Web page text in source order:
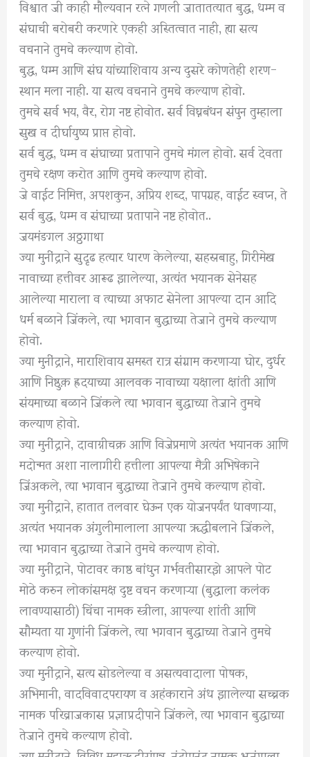
संघाची बरोबरी करणारे एकही अस्तित्वात नाही, ह्या सत्य
वचनाने तुमचे कल्याण होवो.
बुद्ध, धम्म आणि संघ यांच्याशिवाय अन्य दुसरे कोणतेही शरण-
स्थान मला नाही. या सत्य वचनाने तुमचे कल्याण होवो.
तुमचे सर्व भय, वैर, रोग नष्ट होवोत. सर्व विघ्नबंधन संपुन तुम्हाला
सुख व दीर्घायुष्य प्राप्त होवो.
सर्व बुद्ध, धम्म व संघाच्या प्रतापाने तुमचे मंगल होवो. सर्व देवता
तुमचे रक्षण करोत आणि तुमचे कल्याण होवो.
जे वाईट निमित्त, अपशकुन, अप्रिय शब्द, पापग्रह, वाईट स्वप्न, ते
सर्व बुद्ध, धम्म व संघाच्या प्रतापाने नष्ट होवोत..
जयमंङगल अठ्ठगाथा
ज्या मुनींद्राने सुदृढ हत्यार धारण केलेल्या, सहस्रबाहु, गिरीमेख
नावाच्या हत्तीवर आरूढ झालेल्या, अत्यंत भयानक सेनेसह
आलेल्या माराला व त्याच्या अफाट सेनेला आपल्या दान आदि
धर्म बळाने जिंकले, त्या भगवान बुद्धाच्या तेजाने तुमचे कल्याण
होवो.
ज्या मुनींद्राने, माराशिवाय समस्त रात्र संग्राम करणाऱ्या घोर, दुर्धर
आणि निष्ठुक़ ह्रदयाच्या आलवक नावाच्या यक्षाला क्षांती आणि
संयमाच्या बळाने जिंकले त्या भगवान बुद्धाच्या तेजाने तुमचे
कल्याण होवो.
ज्या मुनींद्राने, दावाग्नीचक्र आणि विजेप्रमाणे अत्यंत भयानक आणि
मदोन्मत अशा नालागीरी हत्तीला आपल्या मैत्री अभिषेकाने
जिंअकले, त्या भगवान बुद्धाच्या तेजाने तुमचे कल्याण होवो.
ज्या मुनींद्राने, हातात तलवार घेऊन एक योजनपर्यंत धावणाऱ्या,
अत्यंत भयानक अंगुलीमालाला आपल्या ॠद्धीबलाने जिंकले,
त्या भगवान बुद्धाच्या तेजाने तुमचे कल्याण होवो.
ज्या मुनींद्राने, पोटावर काष्ठ बांधुन गर्भवतीसारझे आपले पोट
मोठे करुन लोकांसमक्ष दुष्ट वचन करणाऱ्या (बुद्धाला कलंक
लावण्यासाठी) चिंचा नामक स्त्रीला, आपल्या शांती आणि
सौम्यता या गुणांनी जिंकले, त्या भगवान बुद्धाच्या तेजाने तुमचे
कल्याण होवो.
ज्या मुनींद्राने, सत्य सोडलेल्या व असत्यवादाला पोषक,
अभिमानी, वादविवादपरायण व अहंकाराने अंध झालेल्या सच्चक
नामक परिव्राजकास प्रज्ञाप्रदीपाने जिंकले, त्या भगवान बुद्धाच्या
तेजाने तुमचे कल्याण होवो.